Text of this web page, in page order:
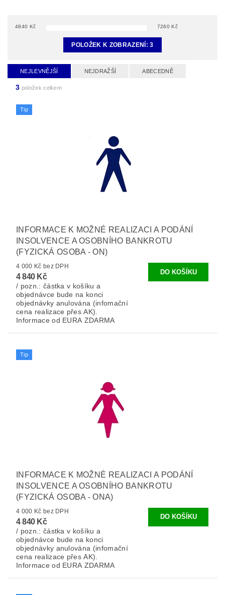
4840 Kč 7260 Kč
POLOŽEK K ZOBRAZENÍ:3
NEJLEVNĚJŠÍ NEJDRAŽŠÍ ABECEDNĚ
3 položek celkem
Tip
INFORMACE K MOŽNÉ REALIZACI A PODÁNÍ
INSOLVENCE A OSOBNÍHO BANKROTU
(FYZICKÁ OSOBA - ON)
4 000 Kč bez DPH
4 840 Kč
/ pozn.: částka v košíku a
objednávce bude na konci
objednávky anulována (infomační
cena realizace přes AK).
Informace od EURA ZDARMA
Tip
INFORMACE K MOŽNÉ REALIZACI A PODÁNÍ
INSOLVENCE A OSOBNÍHO BANKROTU
(FYZICKÁ OSOBA - ONA)
4 000 Kč bez DPH
4 840 Kč
/ pozn.: částka v košíku a
objednávce bude na konci
objednávky anulována (infomační
cena realizace přes AK).
Informace od EURA ZDARMA